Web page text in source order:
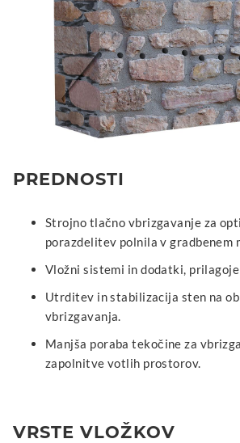
PREDNOSTI
Strojno tlačno vbrizgavanje za
porazdelitev polnila v gradbenem
Vložni sistemi in dodatki,
Utrditev in stabilizacija sten na
vbrizgavanja.
Manjša poraba tekočine za
zapolnitve votlih prostorov.
VRSTE VLOŽKOV